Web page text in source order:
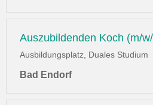
Auszubildenden Koch (m/
Ausbildungsplatz, Duales Studium
Bad Endorf